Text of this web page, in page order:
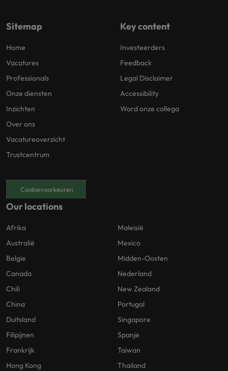
Sitemap
Home
Vacatures
Professionals
Onze diensten
Inzichten
Over ons
Vacatureoverzicht
Trustcentrum
Key content
Investeerders
Feedback
Legal Disclaimer
Accessibility
Word onze collega
Cookievoorkeuren
Our locations
Afrika
Australië
Belgie
Canada
Chili
China
Duitsland
Filipijnen
Frankrijk
Hong Kong
Maleisië
Mexico
Midden-Oosten
Nederland
New Zealand
Portugal
Singapore
Spanje
Taiwan
Thailand